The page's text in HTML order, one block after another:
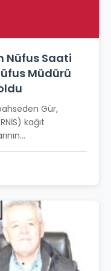
Nüfus Saati
Gür,
kağıt